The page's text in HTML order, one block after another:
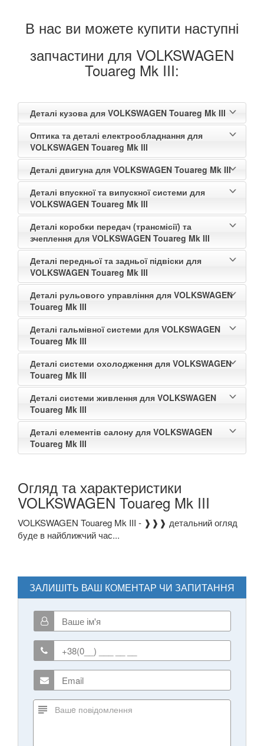
В нас ви можете купити наступні
запчастини для VOLKSWAGEN
Touareg Mk III:
Деталі кузова для VOLKSWAGEN Touareg Mk III
Оптика та деталі електрообладнання для
VOLKSWAGEN Touareg Mk III
Деталі двигуна для VOLKSWAGEN Touareg Mk III
Деталі впускної та випускної системи для
VOLKSWAGEN Touareg Mk III
Деталі коробки передач (трансмісії) та
зчеплення для VOLKSWAGEN Touareg Mk III
Деталі передньої та задньої підвіски для
VOLKSWAGEN Touareg Mk III
Деталі рульового управління для VOLKSWAGEN
Touareg Mk III
Деталі гальмівної системи для VOLKSWAGEN
Touareg Mk III
Деталі системи охолодження для VOLKSWAGEN
Touareg Mk III
Деталі системи живлення для VOLKSWAGEN
Touareg Mk III
Деталі елементів салону для VOLKSWAGEN
Touareg Mk III
Огляд та характеристики
VOLKSWAGEN Touareg Mk III
VOLKSWAGEN Touareg Mk III - ❱❱❱ детальний огляд
буде в найближчий час...
ЗАЛИШІТЬ ВАШ КОМЕНТАР ЧИ ЗАПИТАННЯ